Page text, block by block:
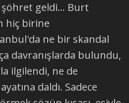
geldi... Burt
hiç birine
ne bir skandal
davranışlarda bulundu,
ilgilendi, ne de
daldı. Sadece